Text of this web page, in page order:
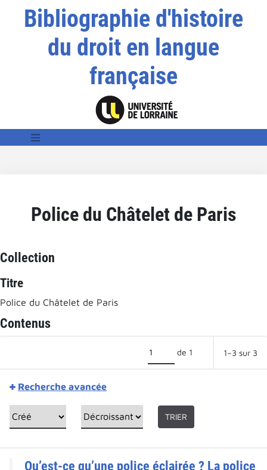
Bibliographie d'histoire
du droit en langue
française
Police du Châtelet de Paris
Collection
Titre
Police du Châtelet de Paris
Contenus
de 1 1–3 sur 3
Recherche avancée
TRIER
Qu’est-ce qu’une police éclairée ? La police